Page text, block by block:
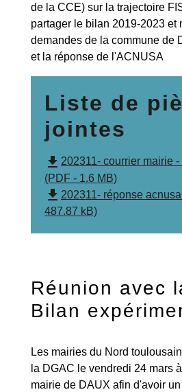
de la CCE) sur la trajectoire
partager le bilan 2019-2023 et
demandes de la commune de
et la réponse de l'ACNUSA
Liste de
jointes
file_download 202311- courrier mairie
(PDF - 1.6 MB)
file_download 202311- réponse
487.87 kB)
Réunion avec
Bilan
Les mairies du Nord
la DGAC le vendredi 24 mars
mairie de DAUX afin d'avoir